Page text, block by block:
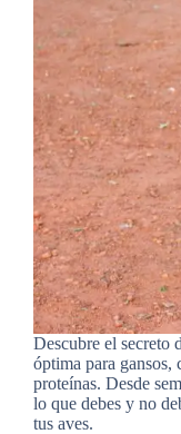
Descubre el secreto
óptima para gansos,
proteínas. Desde
lo que debes y no
tus aves.